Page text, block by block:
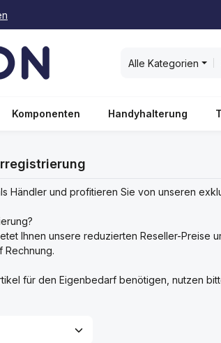
springen
Alle Kategorien
Komponenten Handyhalterung
Händler und profitieren Sie von unseren
Ihnen unsere reduzierten Reseller-
Rechnung.
für den Eigenbedarf benötigen, nutzen